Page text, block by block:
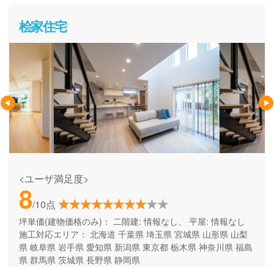
桧家住宅
<ユーザ満足度>
8/10点
坪単価(建物価格のみ)： 二階建: 情報なし、 平屋: 情報なし
施工対応エリア： 北海道 千葉県 埼玉県 宮城県 山形県 山梨
県 岐阜県 岩手県 愛知県 新潟県 東京都 栃木県 神奈川県 福島
県 群馬県 茨城県 長野県 静岡県